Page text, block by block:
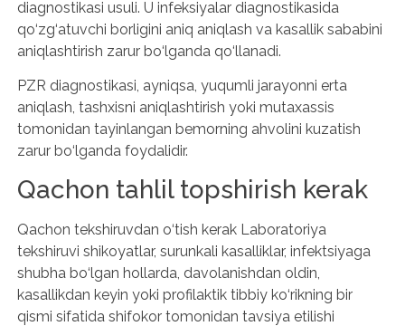
diagnostikasi usuli. U infeksiyalar diagnostikasida
qo‘zg‘atuvchi borligini aniq aniqlash va kasallik sababini
aniqlashtirish zarur bo‘lganda qo‘llanadi.
PZR diagnostikasi, ayniqsa, yuqumli jarayonni erta
aniqlash, tashxisni aniqlashtirish yoki mutaxassis
tomonidan tayinlangan bemorning ahvolini kuzatish
zarur bo‘lganda foydalidir.
Qachon tahlil topshirish kerak
Qachon tekshiruvdan o‘tish kerak Laboratoriya
tekshiruvi shikoyatlar, surunkali kasalliklar, infektsiyaga
shubha bo‘lgan hollarda, davolanishdan oldin,
kasallikdan keyin yoki profilaktik tibbiy ko‘rikning bir
qismi sifatida shifokor tomonidan tavsiya etilishi